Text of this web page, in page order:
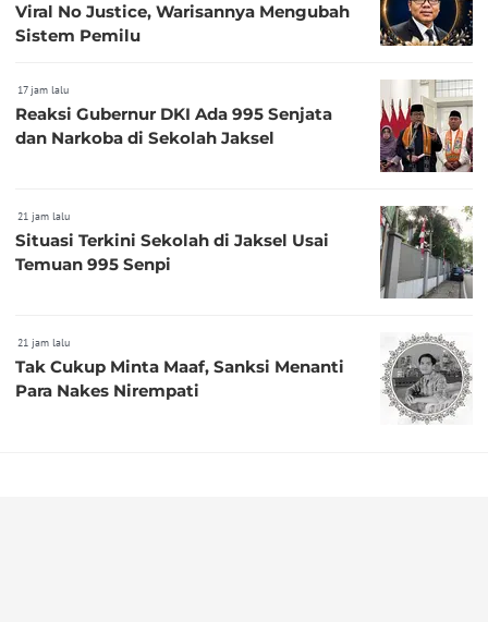
Viral No Justice, Warisannya Mengubah
Sistem Pemilu
17 jam lalu
Reaksi Gubernur DKI Ada 995 Senjata
dan Narkoba di Sekolah Jaksel
21 jam lalu
Situasi Terkini Sekolah di Jaksel Usai
Temuan 995 Senpi
21 jam lalu
Tak Cukup Minta Maaf, Sanksi Menanti
Para Nakes Nirempati